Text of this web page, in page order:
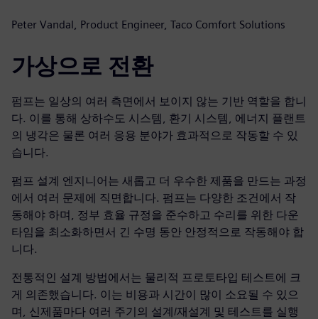
Peter Vandal, Product Engineer, Taco Comfort Solutions
가상으로 전환
펌프는 일상의 여러 측면에서 보이지 않는 기반 역할을 합니
다. 이를 통해 상하수도 시스템, 환기 시스템, 에너지 플랜트
의 냉각은 물론 여러 응용 분야가 효과적으로 작동할 수 있
습니다.
펌프 설계 엔지니어는 새롭고 더 우수한 제품을 만드는 과정
에서 여러 문제에 직면합니다. 펌프는 다양한 조건에서 작
동해야 하며, 정부 효율 규정을 준수하고 수리를 위한 다운
타임을 최소화하면서 긴 수명 동안 안정적으로 작동해야 합
니다.
전통적인 설계 방법에서는 물리적 프로토타입 테스트에 크
게 의존했습니다. 이는 비용과 시간이 많이 소요될 수 있으
며, 신제품마다 여러 주기의 설계/재설계 및 테스트를 실행